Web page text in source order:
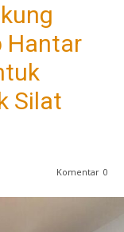
Hantar
Silat
Komentar 0